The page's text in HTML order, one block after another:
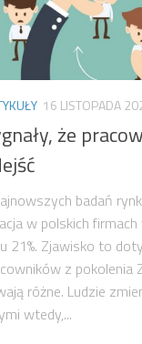
16 LISTOPADA
że
badań
w polskich
21%. Zjawisko to
z pokolenia
różne. Ludzie
wtedy,...